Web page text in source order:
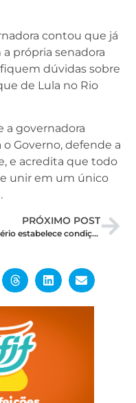
contou que já
própria senadora
fiquem dúvidas sobre
de Lula no Rio
a governadora
o Governo, defende a
e acredita que todo
unir em um único
PRÓXIMO POST
Rogério estabelece condição e prazo para decidir se será candidato